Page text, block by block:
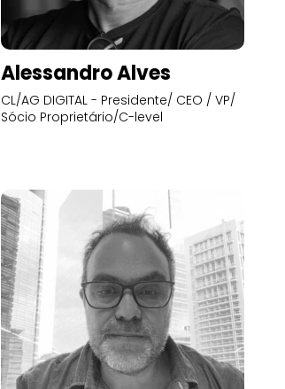
Alessandro Alves
CL/AG DIGITAL - Presidente/ CEO / VP/
Sócio Proprietário/C-level